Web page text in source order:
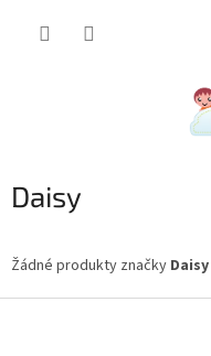
Daisy
Žádné produkty značky Daisy